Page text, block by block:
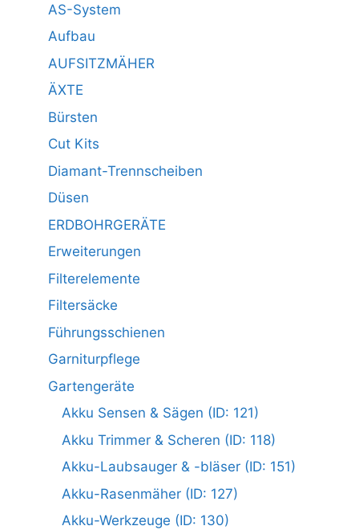
AS-System
Aufbau
AUFSITZMÄHER
ÄXTE
Bürsten
Cut Kits
Diamant-Trennscheiben
Düsen
ERDBOHRGERÄTE
Erweiterungen
Filterelemente
Filtersäcke
Führungsschienen
Garniturpflege
Gartengeräte
Akku Sensen & Sägen (ID: 121)
Akku Trimmer & Scheren (ID: 118)
Akku-Laubsauger & -bläser (ID: 151)
Akku-Rasenmäher (ID: 127)
Akku-Werkzeuge (ID: 130)